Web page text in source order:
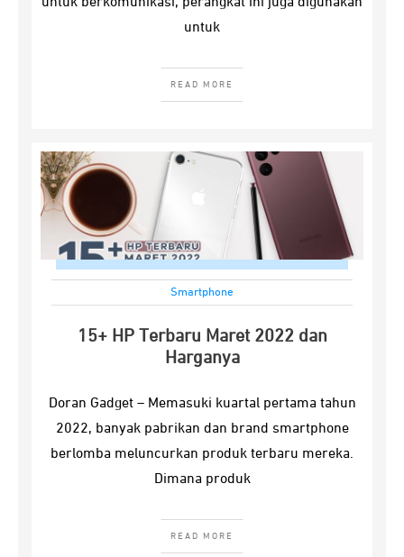
untuk
READ MORE
Smartphone
15+ HP Terbaru Maret 2022 dan
Harganya
Doran Gadget – Memasuki kuartal pertama tahun
2022, banyak pabrikan dan brand smartphone
berlomba meluncurkan produk terbaru mereka.
Dimana produk
READ MORE